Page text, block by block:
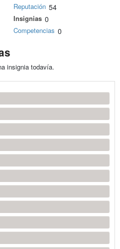
Reputación 54
Insignias 0
Competencias 0
insignia todavía.